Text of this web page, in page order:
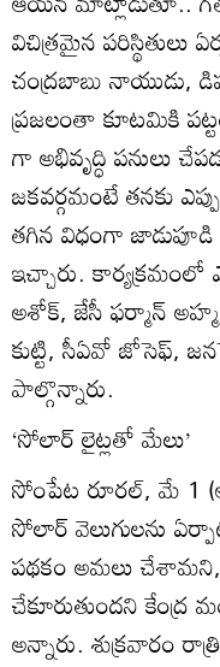
విచిత్రమైన
చంద్రబాబు నాయుడు,
ప్రజలంతా కూటమికి
గా అభివృద్ధి పనులు
జకవర్గమంటే తనకు
తగిన విధంగా
ఇచ్చారు. కార్యక్రమంలో
అశోక్‌, జేసీ ఫర్మాన్‌
కుట్టి, సీఏవో జోసెఫ్‌,
పాల్గొన్నారు.
‘సోలార్‌ లైట్లతో మేలు’
సోంపేట రూరల్‌, మే 1
సోలార్‌ వెలుగులను
పథకం అమలు చేశామని,
చేకూరుతుందని
అన్నారు. శుక్రవారం